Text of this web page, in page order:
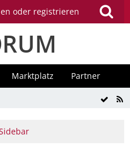
oder registrieren
Marktplatz Partner